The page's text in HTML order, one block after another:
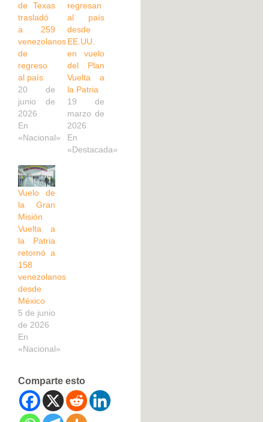
de Texas
trasladó
a 259
venezolanos
de
regreso
al país
20 de
junio de
2026
En
«Nacional»
regresan
al país
desde
EE.UU.
en vuelo
del Plan
Vuelta a
la Patria
19 de
marzo de
2026
En
«Destacada»
Vuelo de
la Gran
Misión
Vuelta a
la Patria
retornó a
158
venezolanos
desde
México
5 de junio
de 2026
En
«Nacional»
Comparte esto